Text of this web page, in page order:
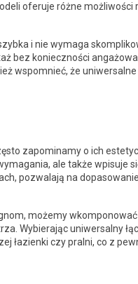
oferuje różne
i nie wymaga
bez konieczności
wspomnieć, że
zapominamy o ich
ale także wpisuje
pozwalają na
możemy
Wybierając uniwersalny
łazienki czy pralni, co z